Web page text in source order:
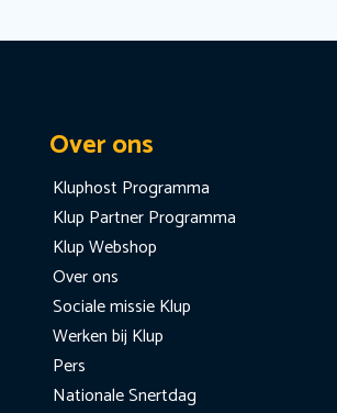
Over ons
Kluphost Programma
Klup Partner Programma
Klup Webshop
Over ons
Sociale missie Klup
Werken bij Klup
Pers
Nationale Snertdag